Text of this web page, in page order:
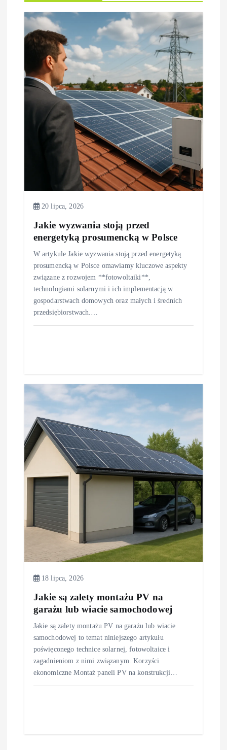
c
a
w
u
20 lipca, 2026
Jakie wyzwania stoją przed
energetyką prosumencką w Polsce
W artykule Jakie wyzwania stoją przed energetyką
prosumencką w Polsce omawiamy kluczowe aspekty
związane z rozwojem **fotowoltaiki**,
technologiami solarnymi i ich implementacją w
gospodarstwach domowych oraz małych i średnich
przedsiębiorstwach.…
18 lipca, 2026
Jakie są zalety montażu PV na
garażu lub wiacie samochodowej
Jakie są zalety montażu PV na garażu lub wiacie
samochodowej to temat niniejszego artykułu
poświęconego technice solarnej, fotowoltaice i
zagadnieniom z nimi związanym. Korzyści
ekonomiczne Montaż paneli PV na konstrukcji…